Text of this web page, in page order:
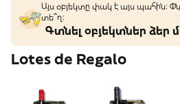
Այս օբյեկտը փակ է այս պահին:
տե՞ղ։
Գտնել օբյեկտներ ձեր
Lotes de Regalo